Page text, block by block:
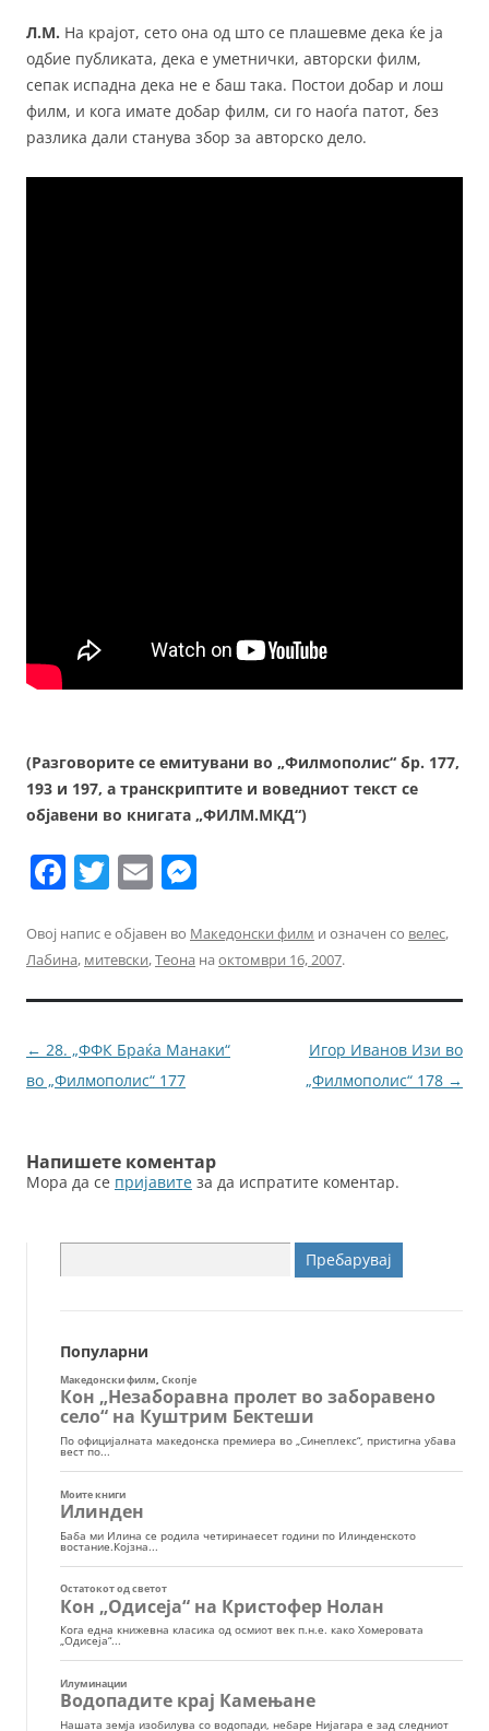
Л.M. На крајот, сето она од што се плашевме дека ќе ја
одбие публиката, дека е уметнички, авторски филм,
сепак испадна дека не е баш така. Постои добар и лош
филм, и кога имате добар филм, си го наоѓа патот, без
разлика дали станува збор за авторско дело.
(Разговорите се емитувани во „Филмополис“ бр. 177,
193 и 197, а транскриптите и воведниот текст се
објавени во книгата „ФИЛМ.МКД“)
F
c
e
b
o
o
T
itt
er
E
ai
l
ss
e
n
g
Овој напис е објавен во Македонски филм и означен со велес,
Лабина, митевски,Теона на октомври 16, 2007.
Навигација
за
← 28. „ФФК Браќа Манаки“
во „Филмополис“ 177
Игор Иванов Изи во
„Филмополис“ 178 →
Напишете коментар
Мора да се пријавите за да испратите коментар.
за:
Популарни